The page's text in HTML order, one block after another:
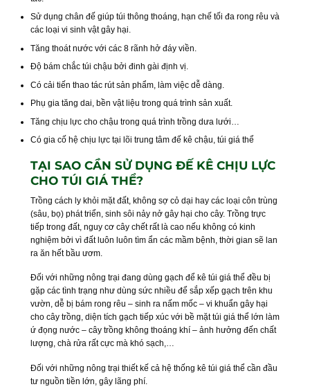
Sử dụng chân đế giúp túi thông thoáng, hạn chế tối đa rong rêu và
các loại vi sinh vật gây hại.
Tăng thoát nước với các 8 rãnh hở đáy viền.
Độ bám chắc túi chậu bởi đinh gài định vị.
Có cải tiến thao tác rút sản phẩm, làm việc dễ dàng.
Phụ gia tăng dai, bền vật liệu trong quá trình sản xuất.
Tăng chịu lực cho chậu trong quá trình trồng dưa lưới…
Có gia cố hệ chịu lực tại lõi trung tâm đế kê chậu, túi giá thể
TẠI SAO CẦN SỬ DỤNG ĐẾ KÊ CHỊU LỰC
CHO TÚI GIÁ THỂ?
Trồng cách ly khỏi mặt đất, không sợ cỏ dại hay các loại côn trùng
(sâu, bọ) phát triển, sinh sôi nảy nở gây hại cho cây. Trồng trực
tiếp trong đất, nguy cơ cây chết rất là cao nếu không có kinh
nghiệm bởi vì đất luôn luôn tìm ẩn các mầm bệnh, thời gian sẽ lan
ra ăn hết bầu ươm.
Đối với những nông trại đang dùng gạch để kê túi giá thể đều bị
gặp các tình trạng như dùng sức nhiều để sắp xếp gạch trên khu
vườn, dễ bị bám rong rêu – sinh ra nấm mốc – vi khuẩn gây hại
cho cây trồng, diện tích gạch tiếp xúc với bề mặt túi giá thể lớn làm
ứ đọng nước – cây trồng không thoáng khí – ảnh hưởng đến chất
lượng, chà rửa rất cực mà khó sạch,…
Đối với những nông trại thiết kế cả hệ thống kê túi giá thể cần đầu
tư nguồn tiền lớn, gây lãng phí.